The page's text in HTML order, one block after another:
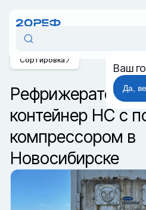
Ваш
Да,
контейнер HC с
компрессором в
Новосибирске
Сортировка